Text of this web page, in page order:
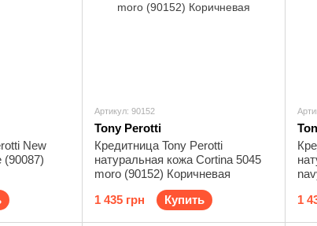
New
(90087)
Артикул: 90152
Tony Perotti
Кредитница Tony Perotti
натуральная кожа Cortina 5045
moro (90152) Коричневая
1 435 грн
Купить
1